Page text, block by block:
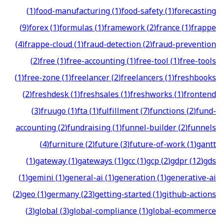
(1)food-manufacturing(1)food-safety(1)forecasting
(9)forex(1)formulas(1)framework(2)france(1)frappe
(4)frappe-cloud(1)fraud-detection(2)fraud-prevention
(2)free(1)free-accounting(1)free-tool(1)free-tools
(1)free-zone(1)freelancer(2)freelancers(1)freshbooks
(2)freshdesk(1)freshsales(1)freshworks(1)frontend
(3)fruugo(1)fta(1)fulfillment(7)functions(2)fund-
accounting(2)fundraising(1)funnel-builder(2)funnels
(4)furniture(2)future(3)future-of-work(1)gantt
(1)gateway(1)gateways(1)gcc(1)gcp(2)gdpr(12)gds
(1)gemini(1)general-ai(1)generation(1)generative-ai
(2)geo(1)germany(23)getting-started(1)github-actions
(3)global(3)global-compliance(1)global-ecommerce